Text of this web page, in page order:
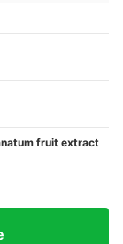
fruit extract